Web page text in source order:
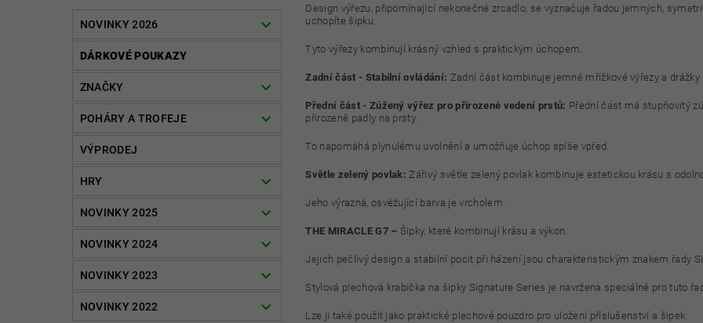
NOVINKY 2026
DÁRKOVÉ POUKAZY
ZNAČKY
POHÁRY A TROFEJE
VÝPRODEJ
HRY
NOVINKY 2025
NOVINKY 2024
NOVINKY 2023
NOVINKY 2022
Design výřezu, připomínající nekonečné zrcadlo, se vyznačuje řadou jemných,
uchopíte šipku.
Tyto výřezy kombinují krásný vzhled s praktickým úchopem.
Zadní část - Stabilní ovládání: Zadní část kombinuje jemné mřížkové výřezy a
Přední část - Zúžený výřez pro přirozené vedení prstů: Přední část má stupňovitý
přirozeně padly na prsty.
To napomáhá plynulému uvolnění a umožňuje úchop spíše vpřed.
Světle zelený povlak: Zářivý světle zelený povlak kombinuje estetickou krásu s
Jeho výrazná, osvěžující barva je vrcholem.
THE MIRACLE G7 – Šipky, které kombinují krásu a výkon.
Jejich pečlivý design a stabilní pocit při házení jsou charakteristickým znakem řady
Stylová plechová krabička na šipky Signature Series je navržena speciálně pro tuto
Lze ji také použít jako praktické plechové pouzdro pro uložení příslušenství a šipek.